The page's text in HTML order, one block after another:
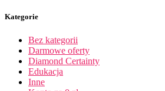
Kategorie
Bez kategorii
Darmowe oferty
Diamond Certainty
Edukacja
Inne